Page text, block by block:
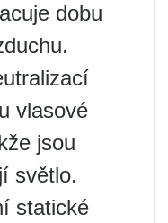
dobu
vlasové
jsou
světlo.
statické